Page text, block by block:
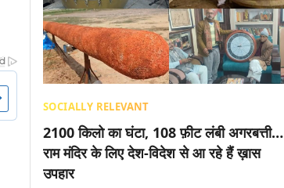
SOCIALLY RELEVANT
2100 किलो का घंटा, 108 फ़ीट लंबी अगरबत्ती…
राम मंदिर के लिए देश-विदेश से आ रहे हैं ख़ास
उपहार